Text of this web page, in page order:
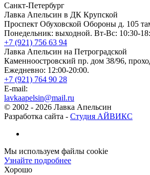
Санкт-Петербург
Лавка Апельсин в ДК Крупской
Проспект Обуховской Обороны д. 105
Понедельник: выходной. Вт-Вс: 10:30-
+7 (921) 756 63 94
Лавка Апельсин на Петроградской
Каменноостровский пр. дом 38/96,
Ежедневно: 12:00-20:00.
+7 (921) 764 90 28
E-mail:
lavkaapelsin@mail.ru
© 2002 - 2026 Лавка Апельсин
Разработка сайта - Студия АЙВИКС
Мы используем файлы cookie
Узнайте подробнее
Хорошо